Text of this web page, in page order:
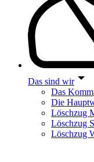
Das sind wir
Das
Die
Löschzug
Löschzug
Löschzug